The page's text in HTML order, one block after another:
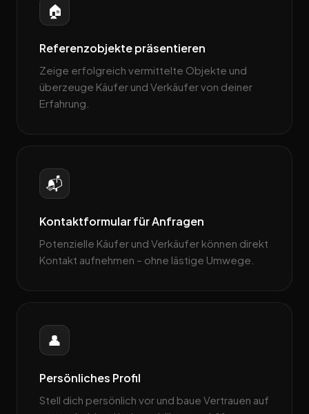
🏠
Referenzobjekte präsentieren
Zeige erfolgreich vermittelte Objekte und
überzeuge Käufer und Verkäufer von deiner
Erfahrung.
📬
Kontaktformular für Anfragen
Potenzielle Käufer und Verkäufer können direkt
Kontakt aufnehmen – ohne lästige Umwege.
👤
Persönliches Profil
Stell dich persönlich vor und baue Vertrauen auf